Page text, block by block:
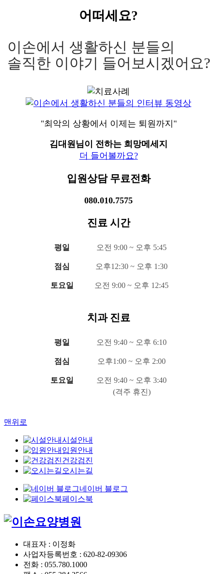
어떠세요?
이손에서 생활하신 분들의
솔직한 이야기 들어보시겠어요?
"최악의 상황에서 이제는 퇴원까지"
김대원님이 전하는 희망메세지
더 들어볼까요?
입원상담 무료전화
080.010.7575
진료 시간
평일 오전 9:00 ~ 오후 5:45
점심 오후12:30 ~ 오후 1:30
토요일 오전 9:00 ~ 오후 12:45
치과 진료
평일 오전 9:40 ~ 오후 6:10
점심 오후1:00 ~ 오후 2:00
토요일
오전 9:40 ~ 오후 3:40
(격주 휴진)
맨위로
시설안내
입원안내
건강검진
오시는길
네이버 블로그
페이스북
대표자 : 이정화
사업자등록번호 : 620-82-09306
전화 : 055.780.1000